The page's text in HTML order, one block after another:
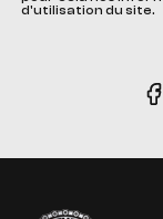
d'utilisation du site.